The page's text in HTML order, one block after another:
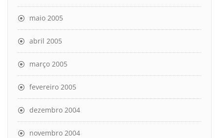
maio 2005
abril 2005
março 2005
fevereiro 2005
dezembro 2004
novembro 2004